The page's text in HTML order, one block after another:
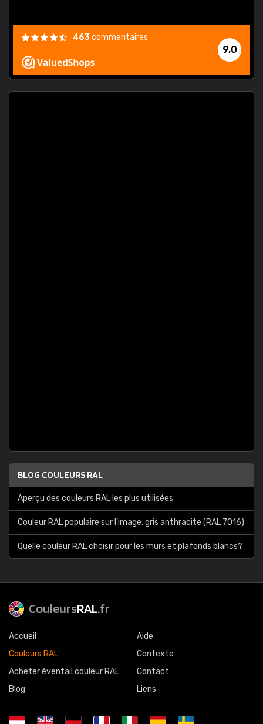
9,0
463commentaires
BLOG COULEURS RAL
Aperçu des couleurs RAL les plus utilisées
Couleur RAL populaire sur l'image: gris anthracite (RAL 7016)
Quelle couleur RAL choisir pour les murs et plafonds blancs?
CouleursRAL.fr
Accueil
Couleurs RAL
Acheter éventail couleur RAL
Blog
Aide
Contexte
Contact
Liens